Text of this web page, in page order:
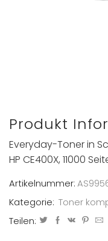
Produkt
Everyday-Toner in
HP CE400X, 11000
Artikelnummer:
Kategorie: Toner
Teilen: